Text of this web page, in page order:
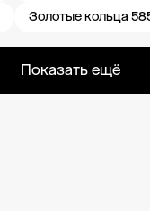
Золотые кольца
Показать ещё